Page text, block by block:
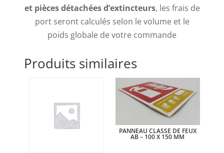
et pièces détachées d’extincteurs, les frais de
port seront calculés selon le volume et le
poids globale de votre commande
Produits similaires
PANNEAU CLASSE DE FEUX
AB – 100 X 150 MM